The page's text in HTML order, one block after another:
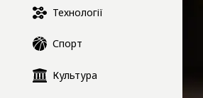
Технології
Спорт
Культура